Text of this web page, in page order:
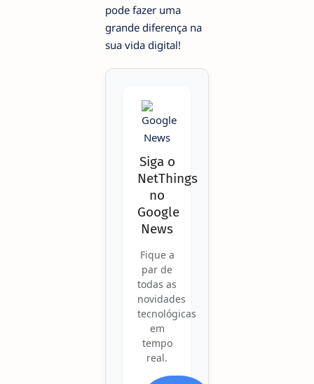
pode fazer uma
grande diferença na
sua vida digital!
Siga o
NetThings
no
Google
News
Fique a
par de
todas as
novidades
tecnológicas
em
tempo
real.